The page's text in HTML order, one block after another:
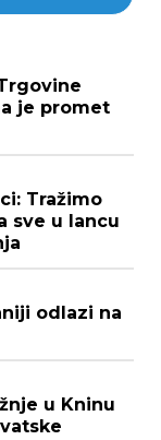
je promet
Tražimo
sve u lancu
odlazi na
u Kninu